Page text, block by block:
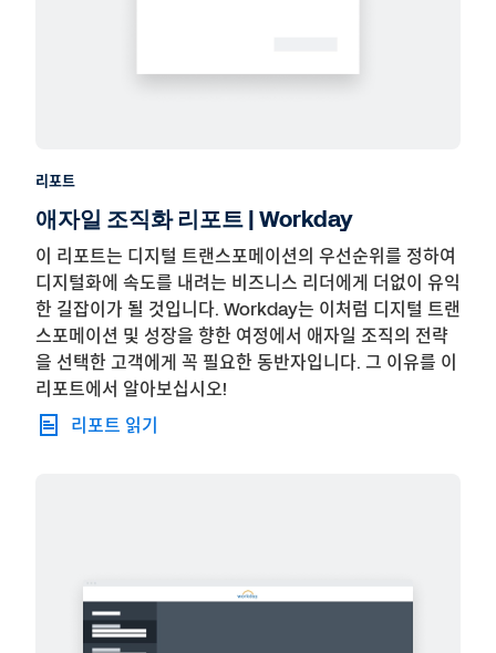
리포트
애자일 조직화 리포트 | Workday
이 리포트는 디지털 트랜스포메이션의 우선순위를 정하여
디지털화에 속도를 내려는 비즈니스 리더에게 더없이 유익
한 길잡이가 될 것입니다. Workday는 이처럼 디지털 트랜
스포메이션 및 성장을 향한 여정에서 애자일 조직의 전략
을 선택한 고객에게 꼭 필요한 동반자입니다. 그 이유를 이
리포트에서 알아보십시오!
리포트 읽기